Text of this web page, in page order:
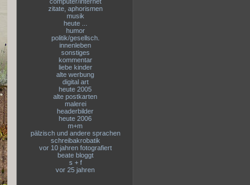
zitate, aphorismen
musik
heute ...
humor
politik/gesellsch.
innenleben
sonstiges
kommentar
liebe kinder
alte werbung
digital art
heute 2005
alte postkarten
malerei
headerbilder
heute 2006
m+m
pälzisch und andere sprachen
schreibakrobatik
vor 10 jahren fotografiert
beate bloggt
s + f
vor 25 jahren